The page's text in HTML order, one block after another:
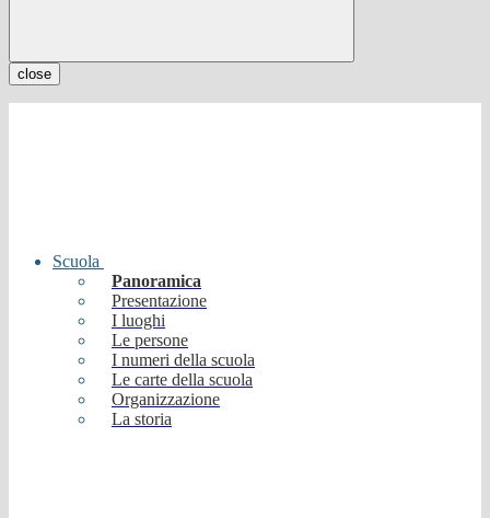
close
Scuola
Panoramica
Presentazione
I luoghi
Le persone
I numeri della scuola
Le carte della scuola
Organizzazione
La storia